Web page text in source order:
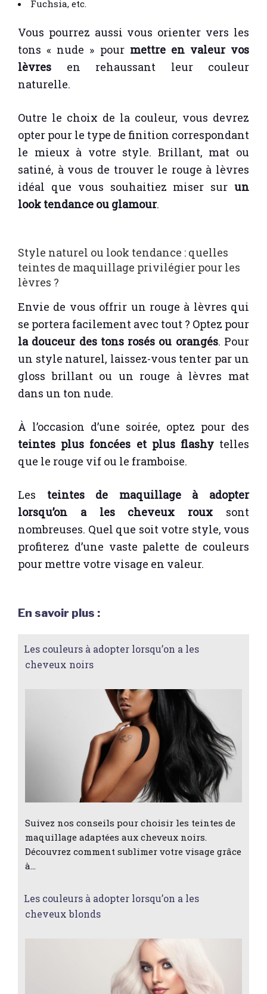
Fuchsia, etc.
Vous pourrez aussi vous orienter vers les
tons « nude » pour mettre en valeur vos
lèvres en rehaussant leur couleur
naturelle.
Outre le choix de la couleur, vous devrez
opter pour le type de finition correspondant
le mieux à votre style. Brillant, mat ou
satiné, à vous de trouver le rouge à lèvres
idéal que vous souhaitiez miser sur un
look tendance ou glamour.
Style naturel ou look tendance : quelles
teintes de maquillage privilégier pour les
lèvres ?
Envie de vous offrir un rouge à lèvres qui
se portera facilement avec tout ? Optez pour
la douceur des tons rosés ou orangés. Pour
un style naturel, laissez-vous tenter par un
gloss brillant ou un rouge à lèvres mat
dans un ton nude.
À l’occasion d’une soirée, optez pour des
teintes plus foncées et plus flashytelles
que le rouge vif ou le framboise.
Les teintes de maquillage à adopter
lorsqu’on a les cheveux roux sont
nombreuses. Quel que soit votre style, vous
profiterez d’une vaste palette de couleurs
pour mettre votre visage en valeur.
En savoir plus :
Les couleurs à adopter lorsqu’on a les
cheveux noirs
Suivez nos conseils pour choisir les teintes de
maquillage adaptées aux cheveux noirs.
Découvrez comment sublimer votre visage grâce
à…
Les couleurs à adopter lorsqu’on a les
cheveux blonds